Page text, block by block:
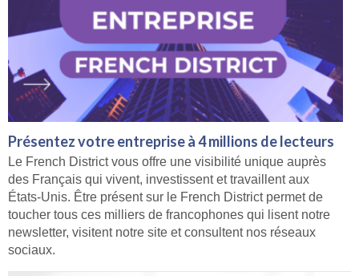
Présentez votre entreprise à 4 millions de lecteurs
Le French District vous offre une visibilité unique auprès
des Français qui vivent, investissent et travaillent aux
États-Unis. Être présent sur le French District permet de
toucher tous ces milliers de francophones qui lisent notre
newsletter, visitent notre site et consultent nos réseaux
sociaux.